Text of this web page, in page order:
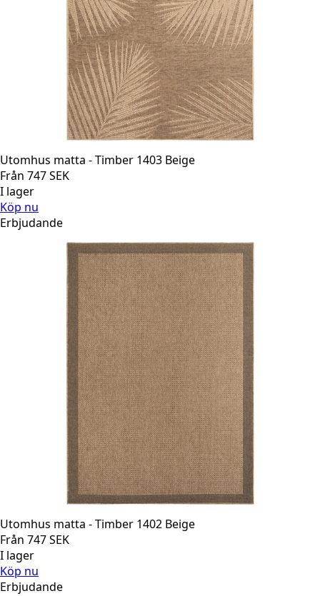
Utomhus matta - Timber 1403 Beige
Från 747SEK
I lager
Köp nu
Erbjudande
Utomhus matta - Timber 1402 Beige
Från 747SEK
I lager
Köp nu
Erbjudande